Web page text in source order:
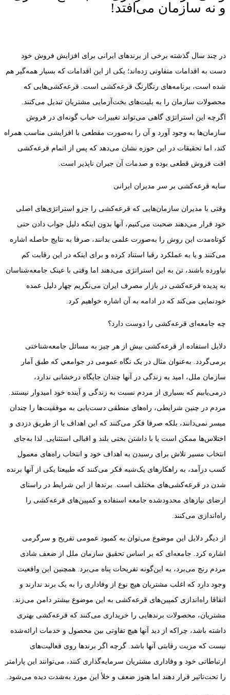
و نه سازمان می‌افتد!
در چند سال گذشته برخی از برندهای ایرانی برای افزایش فروش خود
دست به اقدامات متفاوتی زده‌اند؛ یکی از این اقدامات که بسیار همه‌گیر هم
شده است، برنامه‌های رنگارنگ قرعه‌کشی‌ است. قرعه‌کشی‌هایی که
محصولات سازمان را به بلیت‌های بخت‌آزمایی مشتریان تبدیل می‌کنند.
اگرچه این استراتژی گاهی می‌تواند تغییرات حباب گونه‌ای در فروش
سازمان‌ها به وجود آورد و آن را به‌صورت مقطعی با افزایشی مناسب همراه
کند، اما تحقیقات در این حوزه نشان می‌دهد که پس از اتمام قرعه‌کشی
افت فروش قطعی بوده و صدمات آن جبران ناپذیر است.
سایه قرعه‌کشی بر سر مدیران ایرانی
وقتی با مدیران سازمان‌هایی که قرعه‌کشی را جزو استراتژی‌های اصلی
خود قرار می‌دهند صحبت می‌کنیم، آنها بدون اینکه دلیل جواب دادن حتی
کوتاه‌مدت این روش را به‌صورت علمی بدانند، صرفا به نتایج حاصله اشاره
می‌کنند و یا به عملکرد رقبا استناد کرده و برای اینکه در این رقابت کم
نیاورده باشند، تن به این استراتژی می‌دهند اما وقتی با عینک جامعه‌شناسان
به پدیده قرعه‌کشی در بازار مصرف ایران می‌نگریم چهار دلیل عمده
خودنمایی می‌کند که در ادامه به آن اشاره خواهیم کرد.
چه جامعه‌ای قرعه‌کشی را دوست دارد؟
دلایل استفاده از قرعه‌کشی بیش از هر چیز به مسائل جامعه‌شناختی
برمی‌گردد. به‌عنوان مثال در یک نگاه عمومی در جوامعي که طبق آمار
سازمان ملل، امید به زندگی در آنها چندان جایگاه درخشانی ندارد،
درمی‌یابیم که بسیاری از مردم نسبت به زندگی و آینده خود امیدوار نیستند.
مردم در چنین شرایطی، راه‌های منطقی دست‌یابی به موفقیت‌ها را چندان
میسر نمی‌دانند، بلکه صرفا فکر می‌کنند که این اهداف یا از طریق دزدی و
اختلاس‌ها ممکن است یا با داشتن بختی بلند و اقبالی استثنایی. لذا به‌جای
انتخاب مسیر تلاش برای رسیدن به اهداف خود و انتخاب راه‌های معمول
کسب درآمد، به راهکارهای یک‌شبه فکر می‌کنند که طبیعتا یکی از آنها برنده
شدن در قرعه‌کشی‌های مختلف است. برندها از این شرایط در راستای
ارضای نیازهای محدودشده جامعه استفاده و کمپین‌های قرعه‌کشی را
راه‌اندازی می‌کنند.
از دیگر دلایل این موضوع می‌توان به کمبود عمومی تفریح و سرگرمی
اشاره کرد. جامعه‌ای که بر اساس تحقیق سازمان ملل از ضعف شادی
مردم رنج می‌برد، به این‌گونه تفریحات پناه می‌برد. همچنین این واقعیت
وجود دارد که اغلب مشتریان هیچ نوع از وفاداری را به یک برند ندارند و
اتفاقا راه‌اندازی کمپین‌های قرعه‌کشی به این موضوع بیشتر دامن می‌زند.
مشتریان، محصولات برندهایی را خریداری می‌کنند که قرعه‌کشی بهتری
داشته باشد، چراکه از دید آنها هیچ تفاوتی بین محصول و خدمات ارائه‌شده
نیست که مزیت رقابتی آنها باشد. گرچه اگر برندها روی فعالیت‌های
ارتباطاتی خود و وفاداری مشتریان سرمایه‌گذاری کنند، می‌توانند این پارامتر
را تحت‌تاثیر قرار دهند اما هنوز ضعف و خلأ این مورد به‌شدت دیده می‌شود.